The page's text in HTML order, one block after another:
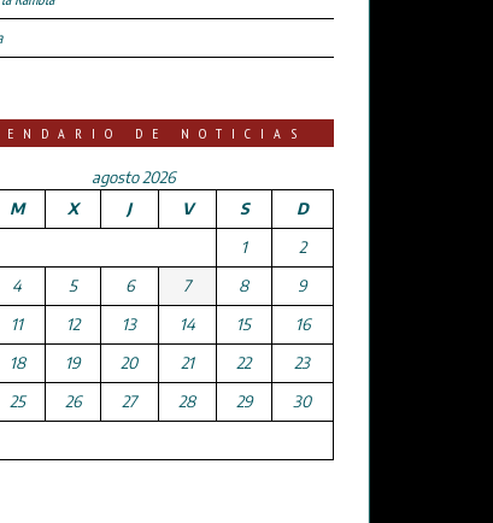
DE NOTICIAS
agosto 2026
M X J V S
D
1
2
4 5 6 7 8
9
11 12 13 14 15
16
18 19 20 21 22
23
25 26 27 28 29
30